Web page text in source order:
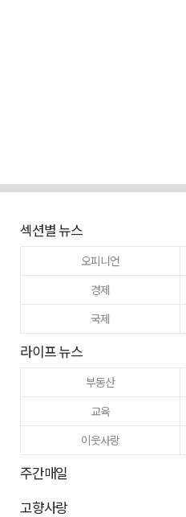
섹션별 뉴스
오피니언
경제
국제
라이프 뉴스
부동산
교육
이웃사랑
주간매일
고향사랑